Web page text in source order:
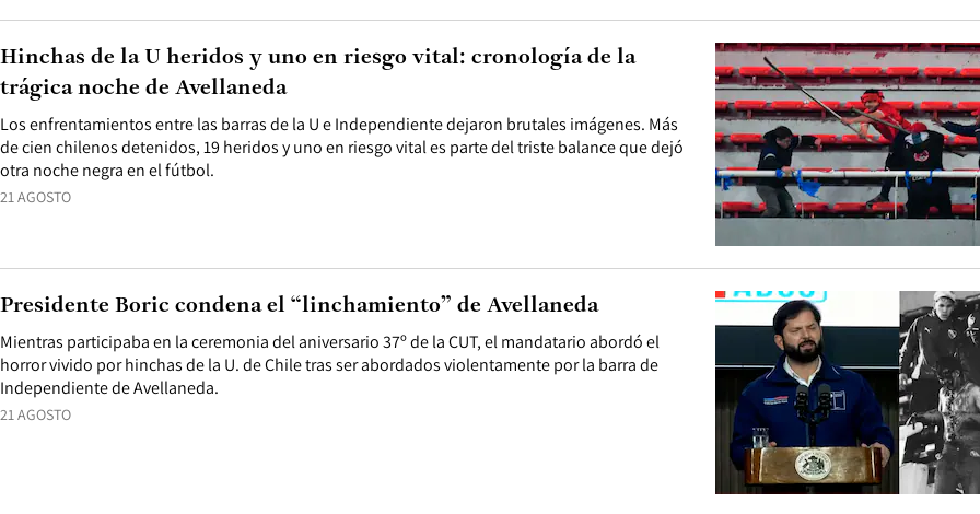
21 AGOSTO
Los enfrentamientos entre las barras de la U e Independiente dejaron brutales imágenes. Más
de cien chilenos detenidos, 19 heridos y uno en riesgo vital es parte del triste balance que dejó
otra noche negra en el fútbol.
Hinchas de la U heridos y uno en riesgo vital: cronología de la
trágica noche de Avellaneda
21 AGOSTO
Mientras participaba en la ceremonia del aniversario 37º de la CUT, el mandatario abordó el
horror vivido por hinchas de la U. de Chile tras ser abordados violentamente por la barra de
Independiente de Avellaneda.
Presidente Boric condena el “linchamiento” de Avellaneda